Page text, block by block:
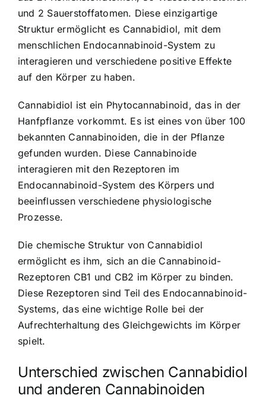
und 2 Sauerstoffatomen. Diese einzigartige
Struktur ermöglicht es Cannabidiol, mit dem
menschlichen Endocannabinoid-System zu
interagieren und verschiedene positive Effekte
auf den Körper zu haben.
Cannabidiol ist ein Phytocannabinoid, das in der
Hanfpflanze vorkommt. Es ist eines von über 100
bekannten Cannabinoiden, die in der Pflanze
gefunden wurden. Diese Cannabinoide
interagieren mit den Rezeptoren im
Endocannabinoid-System des Körpers und
beeinflussen verschiedene physiologische
Prozesse.
Die chemische Struktur von Cannabidiol
ermöglicht es ihm, sich an die Cannabinoid-
Rezeptoren CB1 und CB2 im Körper zu binden.
Diese Rezeptoren sind Teil des Endocannabinoid-
Systems, das eine wichtige Rolle bei der
Aufrechterhaltung des Gleichgewichts im Körper
spielt.
Unterschied zwischen Cannabidiol
und anderen Cannabinoiden